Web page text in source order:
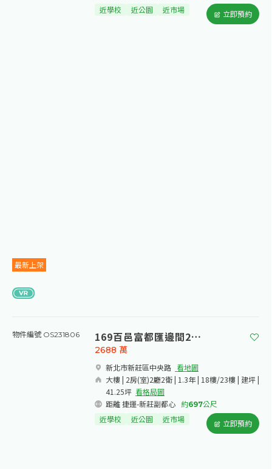
最新上架
近學校 近公園 近市場 立即預約
物件編號 OS231806 169百邑富都匯邊間2房坡平車
新北市新莊區中央路​ 看地圖
大樓 | 2房(室)2廳2衛 | 1.3年 | 18樓/23樓 | 建坪 |
41.25坪 看格局圖
距離 捷運-新莊副都心
約697公尺
2688 萬
近學校 近公園 近市場 立即預約